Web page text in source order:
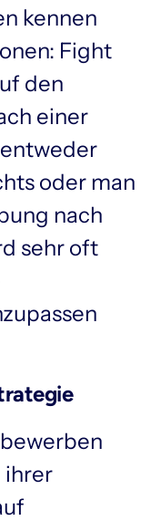
kennen
Fight
den
einer
oder man
nach
sehr oft
ihrer